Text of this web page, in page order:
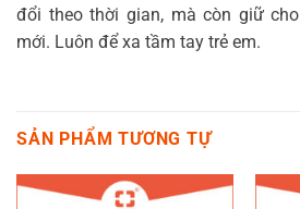
đổi theo thời gian, mà còn giữ
mới. Luôn để xa tầm tay trẻ em.
SẢN PHẨM TƯƠNG TỰ